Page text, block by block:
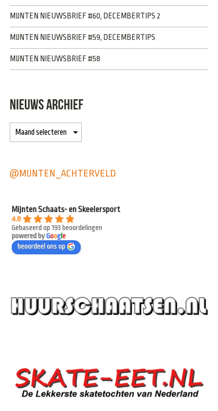
MIJNTEN NIEUWSBRIEF #60, DECEMBERTIPS 2
MIJNTEN NIEUWSBRIEF #59, DECEMBERTIPS
MIJNTEN NIEUWSBRIEF #58
NIEUWS ARCHIEF
@MIJNTEN_ACHTERVELD
Mijnten Schaats- en Skeelersport
4.8
Gebaseerd op 193 beoordelingen
powered byGooge
beoordeel ons op